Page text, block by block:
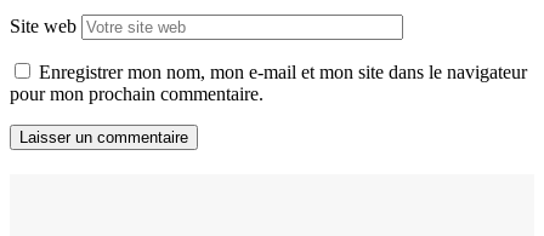
Site web
Enregistrer mon nom, mon e-mail et mon site dans le navigateur
pour mon prochain commentaire.